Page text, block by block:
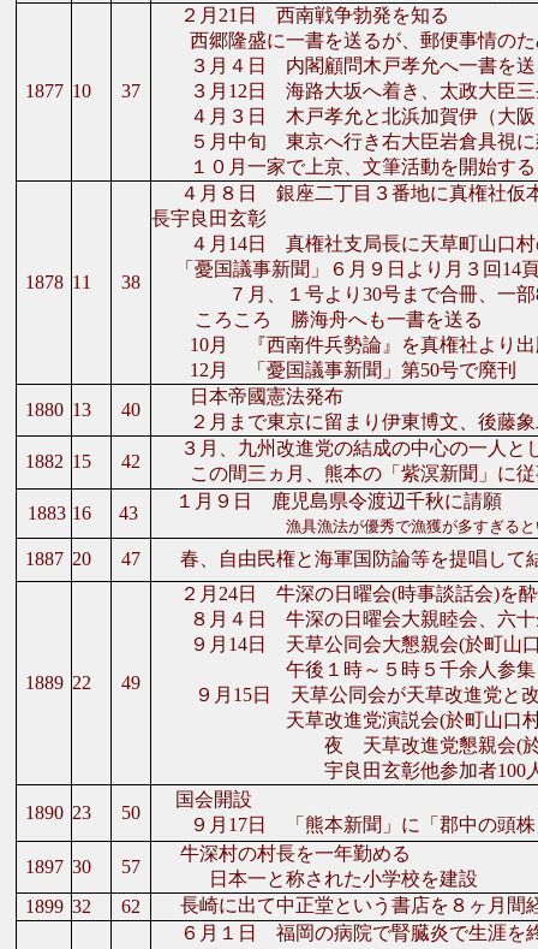
1877 10 37
２月21日 西南戦争勃発を知る
西郷隆盛に一書を送るが、郵便事情のた
３月４日 内閣顧問木戸孝允へ一書を送
３月12日 海路大坂へ着き、太政大臣三
４月３日 木戸孝允と北浜加賀伊（大阪
５月中旬 東京へ行き右大臣岩倉具視に
１０月一家で上京、文筆活動を開始する
1878 11 38
４月８日 銀座二丁目３番地に真権社仮本
長宇良田玄彰
４月14日 真権社支局長に天草町山口村
「憂国議事新聞」６月９日より月３回14
７月、１号より30号まで合冊、一部
ころころ 勝海舟へも一書を送る
10月 『西南件兵勢論』を真権社より
12月 「憂国議事新聞」第50号で廃刊
1880 13 40
日本帝國憲法発布
２月まで東京に留まり伊東博文、後藤象
1882 15 42
３月、九州改進党の結成の中心の一人と
この間三ヵ月、熊本の「紫溟新聞」に従
1883 16 43
１月９日 鹿児島県令渡辺千秋に請願
漁具漁法が優秀で漁獲が多すぎる
1887 20 47 春、自由民権と海軍国防論等を提唱して
1889 22 49
２月24日 牛深の日曜会(時事談話会)を酔
８月４日 牛深の日曜会大親睦会、六十
９月14日 天草公同会大懇親会(於町山
午後１時～５時５千余人参集 宇
９月15日 天草公同会が天草改進党と
天草改進党演説会(於町山口村
夜 天草改進党懇親会(於
宇良田玄彰他参加者100
1890 23 50
国会開設
９月17日 「熊本新聞」に「郡中の頭株
1897 30 57
牛深村の村長を一年勤める
日本一と称された小学校を建設
1899 32 62 長崎に出て中正堂という書店を８ヶ月間
６月１日 福岡の病院で腎臓炎で生涯を